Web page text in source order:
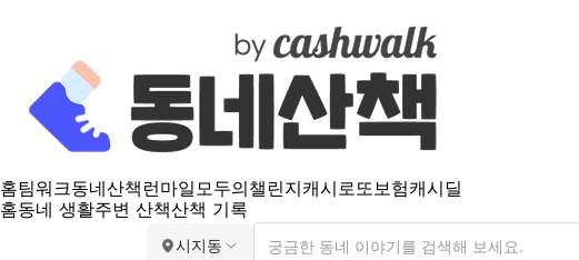
홈팀워크동네산책 런마일모두의챌린지캐시로또보험캐시딜
홈동네 생활주변 산책산책 기록
시지동